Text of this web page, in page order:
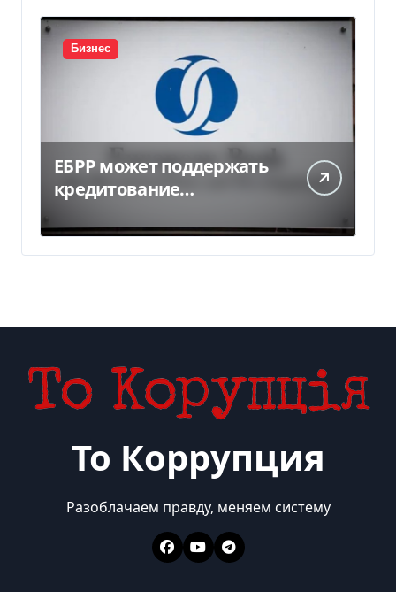
Бизнес
ЕБРР может поддержать
кредитование
300 млн евро — Delo.ua
То Коррупция
Разоблачаем правду, меняем систему